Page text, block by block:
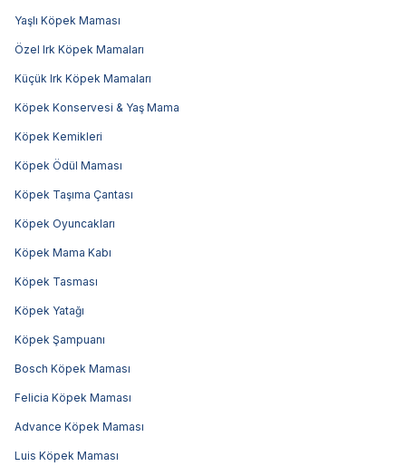
Yaşlı Köpek Maması
Özel Irk Köpek Mamaları
Küçük Irk Köpek Mamaları
Köpek Konservesi & Yaş Mama
Köpek Kemikleri
Köpek Ödül Maması
Köpek Taşıma Çantası
Köpek Oyuncakları
Köpek Mama Kabı
Köpek Tasması
Köpek Yatağı
Köpek Şampuanı
Bosch Köpek Maması
Felicia Köpek Maması
Advance Köpek Maması
Luis Köpek Maması